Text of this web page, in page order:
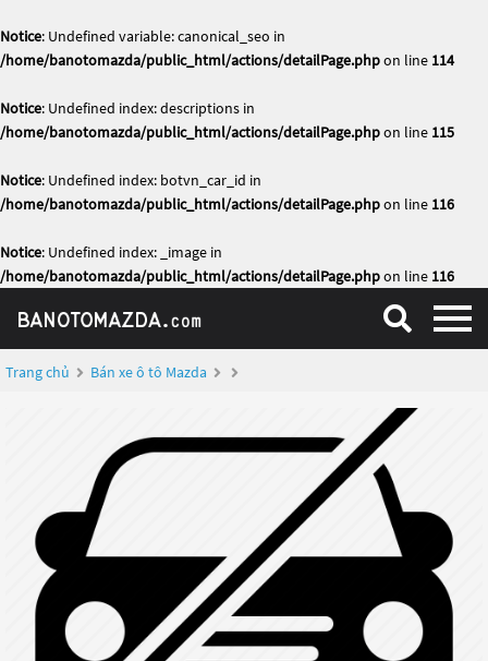
Notice: Undefined variable: canonical_seo in
/home/banotomazda/public_html/actions/detailPage.phpon line 114
Notice: Undefined index: descriptions in
/home/banotomazda/public_html/actions/detailPage.phpon line 115
Notice: Undefined index: botvn_car_id in
/home/banotomazda/public_html/actions/detailPage.phpon line 116
Notice: Undefined index: _image in
/home/banotomazda/public_html/actions/detailPage.phpon line 116
Trang chủ Bán xe ô tô Mazda